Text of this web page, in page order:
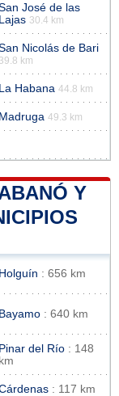
José de las
Lajas 30.4 km
Nicolás de Bari
39.8 km
La Habana 44.8 km
Madruga 49.3 km
Y
Holguín : 656 km
Bayamo : 640 km
Pinar del Río : 148
km
: 117 km